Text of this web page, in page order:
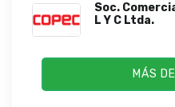
Soc.
L Y C Ltda.
MÁS